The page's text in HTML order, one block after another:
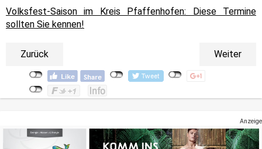
Volksfest-Saison im Kreis Pfaffenhofen: Diese Termine
sollten Sie kennen!
Zurück Weiter
Anzeige